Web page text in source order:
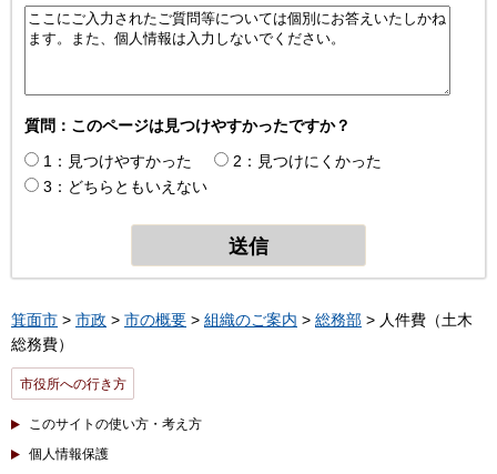
質問：このページは見つけやすかったですか？
1：見つけやすかった
2：見つけにくかった
3：どちらともいえない
箕面市 > 市政 > 市の概要 > 組織のご案内 > 総務部 > 人件費（土木
総務費）
市役所への行き方
このサイトの使い方・考え方
個人情報保護